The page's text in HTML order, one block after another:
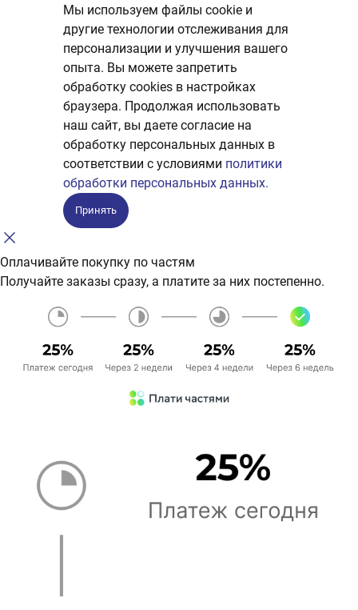
Мы используем файлы cookie и
другие технологии отслеживания для
персонализации и улучшения вашего
опыта. Вы можете запретить
обработку сookies в настройках
браузера. Продолжая использовать
наш сайт, вы даете согласие на
обработку персональных данных в
соответствии с условиями политики
обработки персональных данных.
Принять
Оплачивайте покупку по частям
Получайте заказы сразу, а платите за них постепенно.